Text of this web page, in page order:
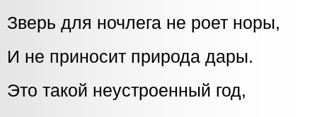
Зверь для ночлега не роет норы,
И не приносит природа дары.
Это такой неустроенный год,